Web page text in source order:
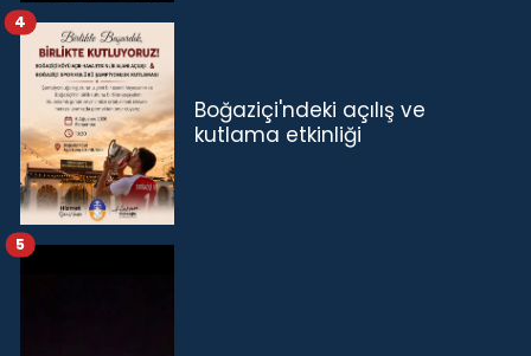
Boğaziçi'ndeki açılış ve
kutlama etkinliği
4
5